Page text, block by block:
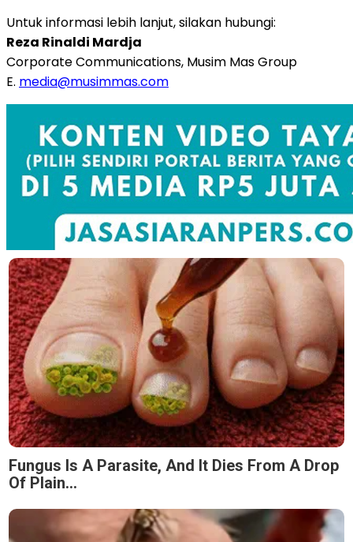
Untuk informasi lebih lanjut, silakan hubungi:
Reza Rinaldi Mardja
Corporate Communications, Musim Mas Group
E. media@musimmas.com
Fungus Is A Parasite, And It Dies From A Drop
Of Plain...